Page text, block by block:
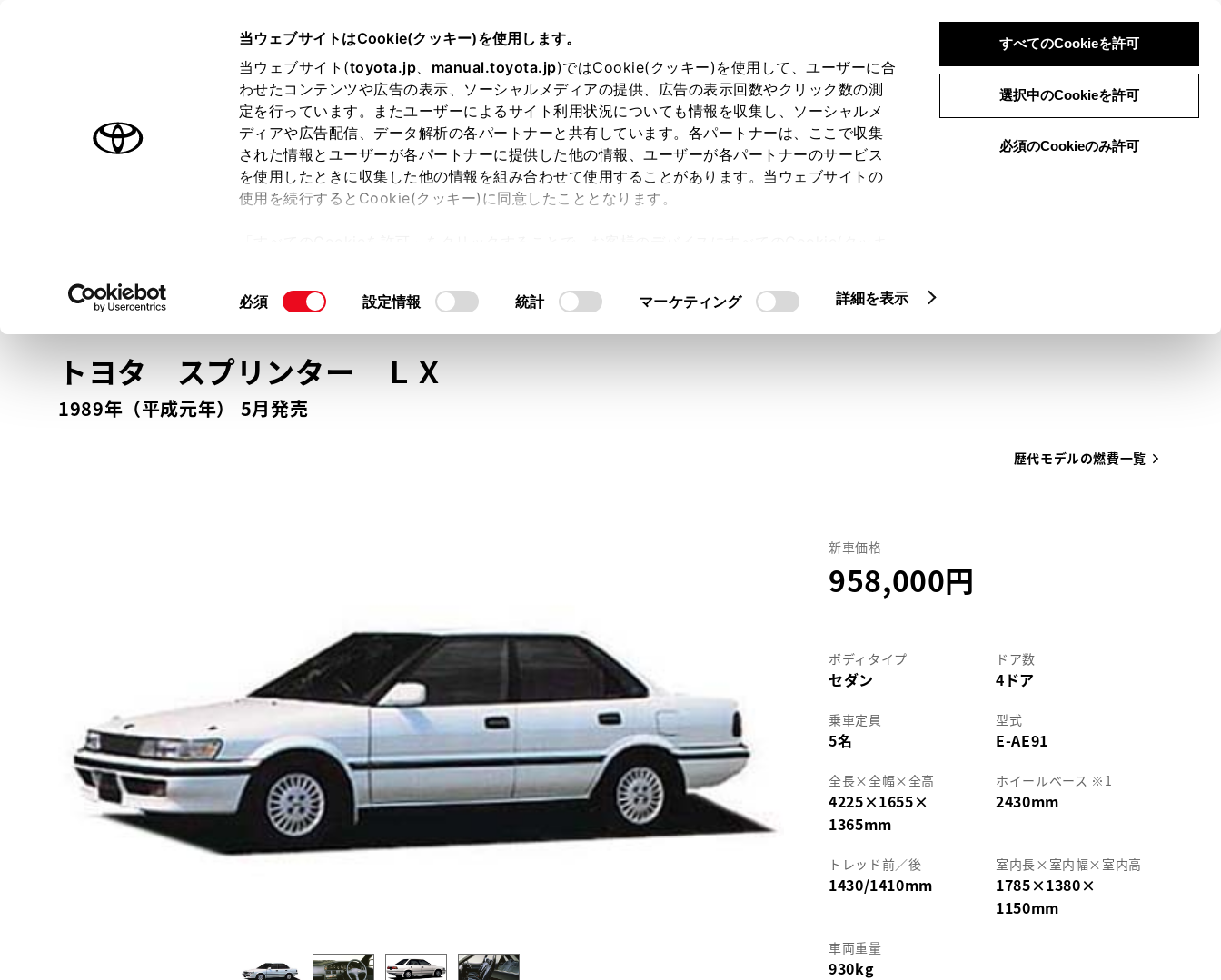
当ウェブサイトはCookie(クッキー)を使用します。
当ウェブサイト(toyota.jp、 manual.toyota.jp)ではCookie(クッキー)を使用して、ユーザーに合
わせたコンテンツや広告の表示、ソーシャルメディアの提供、広告の表示回数やクリック数の測
定を行っています。またユーザーによるサイト利用状況についても情報を収集し、ソーシャルメ
ディアや広告配信、データ解析の各パートナーと共有しています。各パートナーは、ここで収集
された情報とユーザーが各パートナーに提供した他の情報、ユーザーが各パートナーのサービス
を使用したときに収集した他の情報を組み合わせて使用することがあります。当ウェブサイトの
使用を続行するとCookie(クッキー)に同意したこととなります。
て」をご覧ください。
同
選
択
必須 設定情報 統計 マーケティング 詳細を表示
すべてのCookieを許可
選択中のCookieを許可
必須のCookieのみ許可
ログイン 検索 メニュー
オーナーサポート トピックス
トヨタ認定中古車 メニュー
トヨタ認定中古車の魅力 3つの買い方 オンライン購入お気に入り 保存した見積り
の選択 モデル・年式・グレード クルマ情報
トヨタ スプリンターＬＸ
1989年（平成元年） 5月発売
歴代モデルの燃費一覧
新車価格
958,000
ボディタイプ
セダン
ドア数
4ドア
乗車定員
5名
型式
E-AE91
全長×全幅×全高
4225×1655×
1365mm
ホイールベース ※1
2430mm
トレッド前／後
1430/1410mm
室内長× 室内幅× 室内高
1785×1380×
1150mm
車両重量
930kg